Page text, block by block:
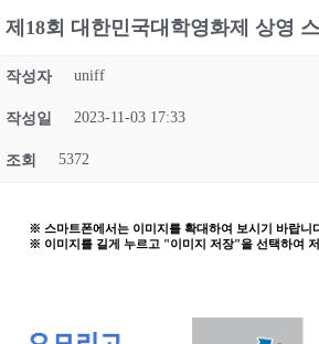
제18회 대한민국대학영화제 상영
작성자 uniff
작성일 2023-11-03 17:33
조회 5372
※ 스마트폰에서는 이미지를 확대하여 보시기 바랍니
※ 이미지를 길게 누르고 "이미지 저장"을 선택하여 저